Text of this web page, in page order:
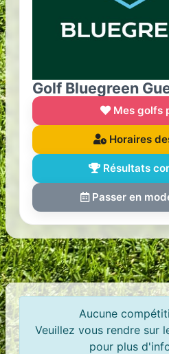
Golf Bluegreen
Mes golfs
Horaires
Résultats
Passer en
Aucune
Veuillez vous rendre sur
pour plus